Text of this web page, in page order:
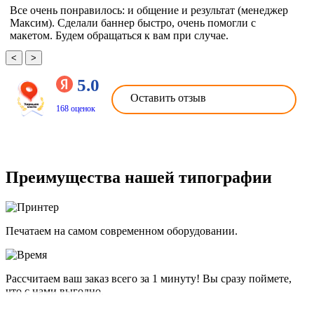
Все очень понравилось: и общение и результат (менеджер
Максим). Сделали баннер быстро, очень помогли с
макетом. Будем обращаться к вам при случае.
< >
5.0
168 оценок
Оставить отзыв
Преимущества нашей типографии
Печатаем на самом современном оборудовании.
Рассчитаем ваш заказ всего за 1 минуту! Вы сразу поймете,
что с нами выгодно.